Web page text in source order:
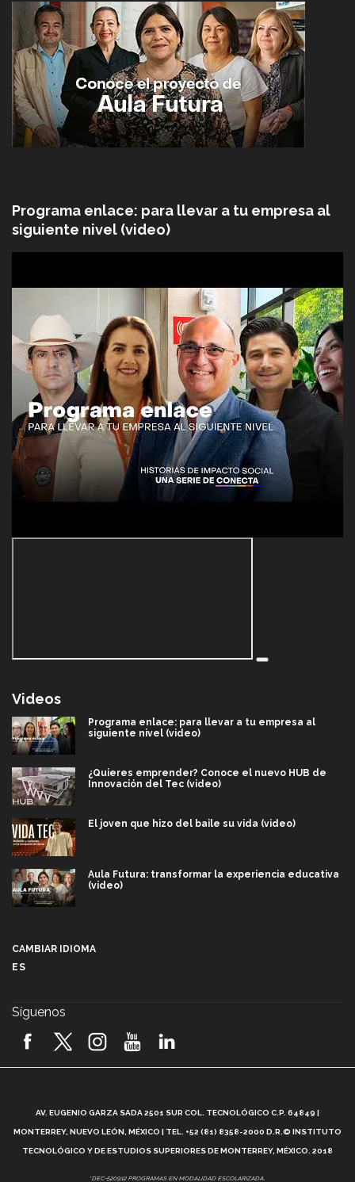
Programa enlace: para llevar a tu empresa al
siguiente nivel (video)
Videos
Programa enlace: para llevar a tu empresa al
siguiente nivel (video)
¿Quieres emprender? Conoce el nuevo HUB de
Innovación del Tec (video)
El joven que hizo del baile su vida (video)
Aula Futura: transformar la experiencia educativa
(video)
2026! (video)
¿Cómo es el Modelo Educativo Tec? (video)
Vida Tec: Feminismo e Inteligencia Artificial, Paola
CAMBIAR IDIOMA
ES
Síguenos
AV. EUGENIO GARZA SADA 2501 SUR COL. TECNOLÓGICO C.P. 64849 |
MONTERREY, NUEVO LEÓN, MÉXICO | TEL. +52 (81) 8358-2000 D.R.© INSTITUTO
TECNOLÓGICO Y DE ESTUDIOS SUPERIORES DE MONTERREY, MÉXICO. 2018
*DEC-520912 PROGRAMAS EN MODALIDAD ESCOLARIZADA.